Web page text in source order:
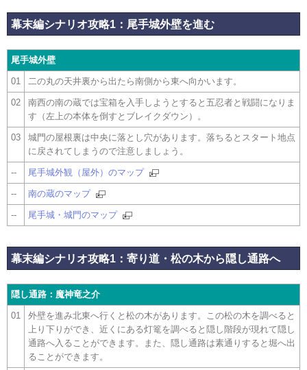
幕末編シナリオ攻略1：尾手城外壁を進む
尾手城外壁
01 二の丸の天井裏から出たら南側から東へ向かいます。
02
南西の南の蔵では宝箱を入手しようとすると五忍者と戦闘になりま
す（左上の本体を倒すとブレイクダウン）。
03
城門の屋根裏は中央に落とし穴があります。落ちるとスタート地点
に戻されてしまうので注意しましょう。
-- 尾手城外観（屋外）のマップ
-- 南の蔵のマップ
-- 尾手城・城門のマップ
幕末編シナリオ攻略1：寄り道・松の木から隠し通路へ
隠し通路：魔神竜之介
01
外壁を進み北東へ行くと松の木があります。この松の木を調べると
上り下りができ、近くにある灯篭を調べると隠し階段が現れて隠し
通路へ入ることができます。また、隠し通路は素通りすると堀へ出
ることができます。